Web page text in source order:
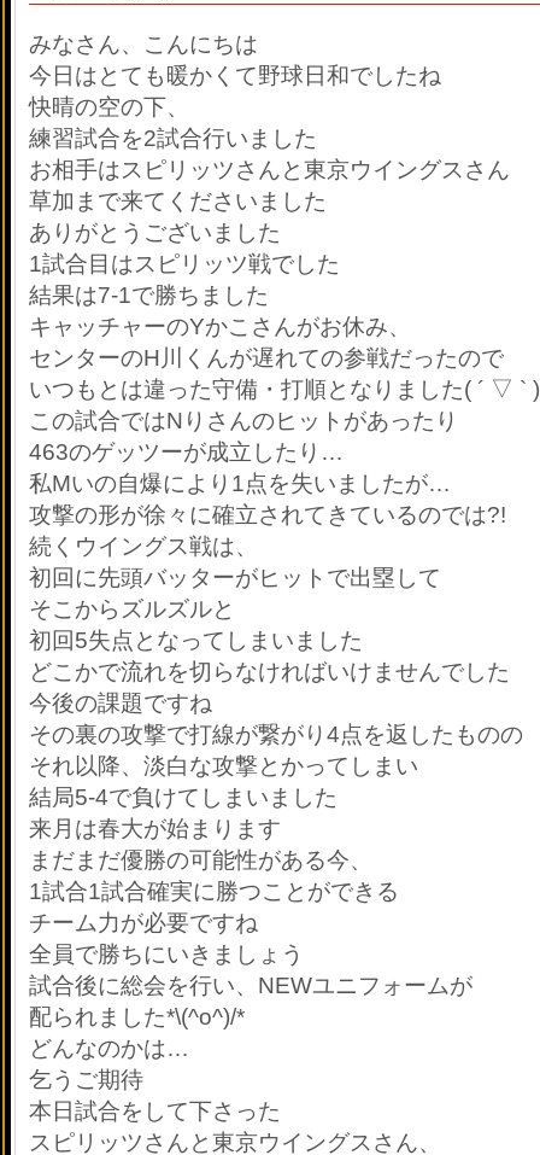
みなさん、こんにちは
今日はとても暖かくて野球日和でしたね
快晴の空の下、
練習試合を2試合行いました
お相手はスピリッツさんと東京ウイングスさん
草加まで来てくださいました
ありがとうございました
1試合目はスピリッツ戦でした
結果は7-1で勝ちました
キャッチャーのYかこさんがお休み、
センターのH川くんが遅れての参戦だったので
いつもとは違った守備・打順となりました( ´ ▽ `
この試合ではNりさんのヒットがあったり
463のゲッツーが成立したり…
私Mいの自爆により1点を失いましたが…
攻撃の形が徐々に確立されてきているのでは?!
続くウイングス戦は、
初回に先頭バッターがヒットで出塁して
そこからズルズルと
初回5失点となってしまいました
どこかで流れを切らなければいけませんでした
今後の課題ですね
その裏の攻撃で打線が繋がり4点を返したものの
それ以降、淡白な攻撃とかってしまい
結局5-4で負けてしまいました
来月は春大が始まります
まだまだ優勝の可能性がある今、
1試合1試合確実に勝つことができる
チーム力が必要ですね
全員で勝ちにいきましょう
試合後に総会を行い、NEWユニフォームが
配られました*\(^o^)/*
どんなのかは…
乞うご期待
本日試合をして下さった
スピリッツさんと東京ウイングスさん、